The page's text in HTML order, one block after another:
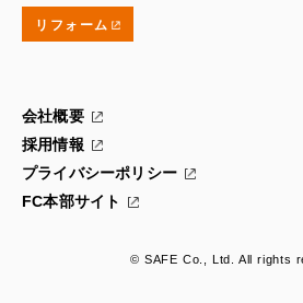
リフォーム
会社概要
採用情報
プライバシーポリシー
FC本部サイト
© SAFE Co., Ltd. All rights